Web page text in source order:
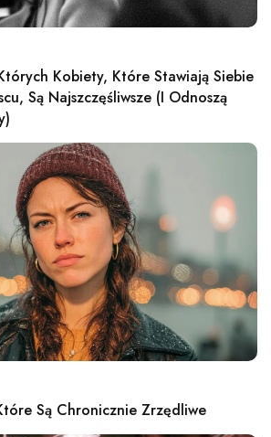
Kobiety, Które Stawiają Siebie
Są Najszczęśliwsze (i Odnoszą
Są Chronicznie Zrzędliwe